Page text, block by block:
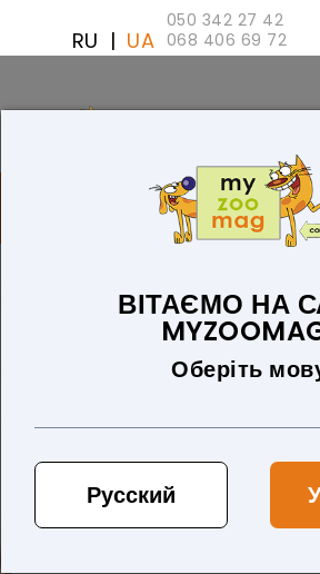
050 342 27 42
068 406 69 72
RU | UA
ТОВАРИ ДЛЯ
БЛОГ
ПРО НАС
ВІТАЄМО НА
Оберіть
Русский